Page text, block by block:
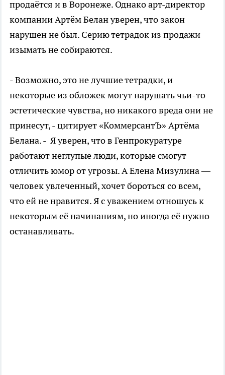
продаётся и в Воронеже. Однако арт-директор
компании Артём Белан уверен, что закон
нарушен не был. Серию тетрадок из продажи
изымать не собираются.
- Возможно, это не лучшие тетрадки, и
некоторые из обложек могут нарушать чьи-то
эстетические чувства, но никакого вреда они не
принесут, - цитирует «КоммерсантЪ» Артёма
Белана. - Я уверен, что в Генпрокуратуре
работают неглупые люди, которые смогут
отличить юмор от угрозы. А Елена Мизулина —
человек увлеченный, хочет бороться со всем,
что ей не нравится. Я с уважением отношусь к
некоторым её начинаниям, но иногда её нужно
останавливать.